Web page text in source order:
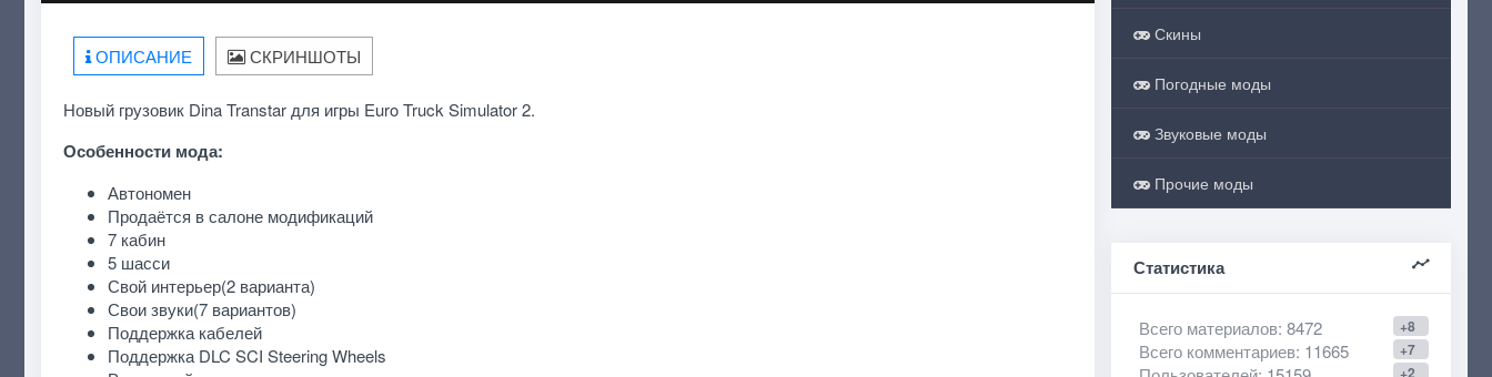
ОПИСАНИЕ СКРИНШОТЫ
Новый грузовик Dina Transtar для игры Euro Truck Simulator 2.
Особенности мода:
Автономен
Продаётся в салоне модификаций
7 кабин
5 шасси
Свой интерьер(2 варианта)
Свои звуки(7 вариантов)
Поддержка кабелей
Поддержка DLC SCI Steering Wheels
Скины
Погодные моды
Звуковые моды
Прочие моды
Статистика
+8
Всего материалов: 8472
+7
Всего комментариев: 11665
+2